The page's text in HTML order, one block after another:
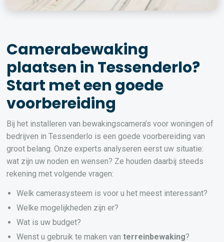
Camerabewaking
plaatsen in Tessenderlo?
Start met een goede
voorbereiding
Bij het installeren van bewakingscamera’s voor woningen of
bedrijven in Tessenderlo is een goede voorbereiding van
groot belang. Onze experts analyseren eerst uw situatie:
wat zijn uw noden en wensen? Ze houden daarbij steeds
rekening met volgende vragen:
Welk camerasysteem is voor u het meest interessant?
Welke mogelijkheden zijn er?
Wat is uw budget?
Wenst u gebruik te maken vanterreinbewaking?